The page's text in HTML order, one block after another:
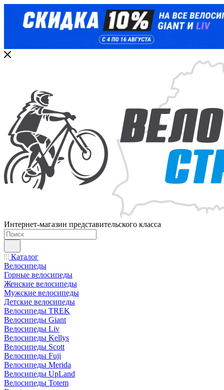
Интернет-магазин представительского класса
Каталог
Велосипеды
Горные велосипеды
Женские велосипеды
Мужские велосипеды
Детские велосипеды
Велосипеды TREK
Велосипеды Giant
Велосипеды Liv
Велосипеды Kellys
Велосипеды Scott
Велосипеды Fuji
Велосипеды Merida
Велосипеды UpLand
Велосипеды Totem